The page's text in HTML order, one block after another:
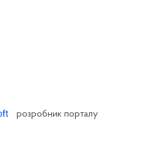
розробник порталу